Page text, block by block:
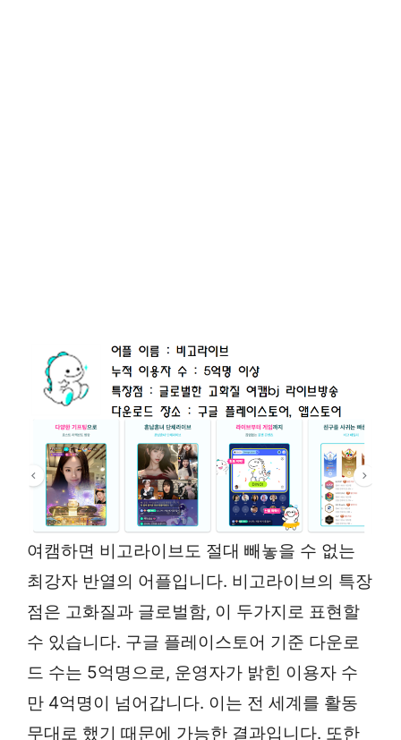
여캠하면 비고라이브도 절대 빼놓을 수 없는
최강자 반열의 어플입니다. 비고라이브의 특장
점은 고화질과 글로벌함, 이 두가지로 표현할
수 있습니다. 구글 플레이스토어 기준 다운로
드 수는 5억명으로, 운영자가 밝힌 이용자 수
만 4억명이 넘어갑니다. 이는 전 세계를 활동
무대로 했기 때문에 가능한 결과입니다. 또한